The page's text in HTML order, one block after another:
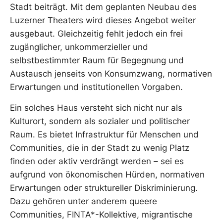
Stadt beiträgt. Mit dem geplanten Neubau des
Luzerner Theaters wird dieses Angebot weiter
ausgebaut. Gleichzeitig fehlt jedoch ein frei
zugänglicher, unkommerzieller und
selbstbestimmter Raum für Begegnung und
Austausch jenseits von Konsumzwang, normativen
Erwartungen und institutionellen Vorgaben.
Ein solches Haus versteht sich nicht nur als
Kulturort, sondern als sozialer und politischer
Raum. Es bietet Infrastruktur für Menschen und
Communities, die in der Stadt zu wenig Platz
finden oder aktiv verdrängt werden – sei es
aufgrund von ökonomischen Hürden, normativen
Erwartungen oder struktureller Diskriminierung.
Dazu gehören unter anderem queere
Communities, FINTA*-Kollektive, migrantische